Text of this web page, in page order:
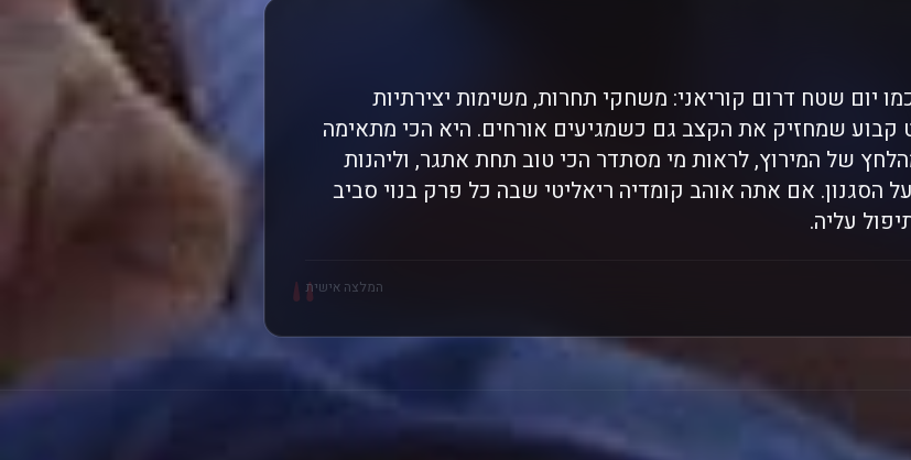
"
יום שטח דרום קוריאני: משחקי תחרות, משימות יצירתיות
קבוע שמחזיק את הקצב גם כשמגיעים אורחים. היא הכי מתאימה
של המירוץ, לראות מי מסתדר הכי טוב תחת אתגר, וליהנות
הסגנון. אם אתה אוהב קומדיה ריאליטי שבה כל פרק בנוי סביב
עליה.
המלצה אישית